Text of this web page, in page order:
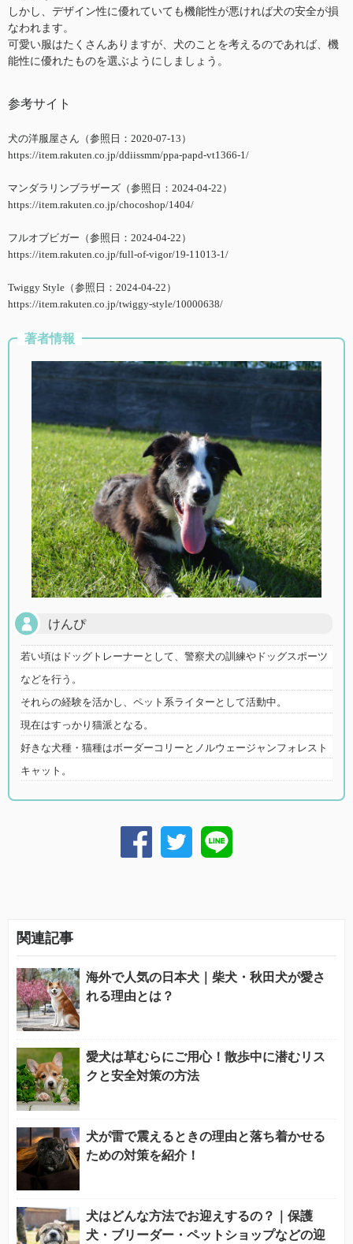
しかし、デザイン性に優れていても機能性が悪ければ犬の安全が損
なわれます。
可愛い服はたくさんありますが、犬のことを考えるのであれば、機
能性に優れたものを選ぶようにしましょう。
参考サイト
犬の洋服屋さん（参照日：2020-07-13）
https://item.rakuten.co.jp/ddiissmm/ppa-papd-vt1366-1/
マンダラリンブラザーズ（参照日：2024-04-22）
https://item.rakuten.co.jp/chocoshop/1404/
フルオブビガー（参照日：2024-04-22）
https://item.rakuten.co.jp/full-of-vigor/19-11013-1/
Twiggy Style（参照日：2024-04-22）
https://item.rakuten.co.jp/twiggy-style/10000638/
著者情報
けんぴ
若い頃はドッグトレーナーとして、警察犬の訓練やドッグスポーツ
などを行う。
それらの経験を活かし、ペット系ライターとして活動中。
現在はすっかり猫派となる。
好きな犬種・猫種はボーダーコリーとノルウェージャンフォレスト
キャット。
関連記事
海外で人気の日本犬｜柴犬・秋田犬が愛さ
れる理由とは？
愛犬は草むらにご用心！散歩中に潜むリス
クと安全対策の方法
犬が雷で震えるときの理由と落ち着かせる
ための対策を紹介！
犬はどんな方法でお迎えするの？｜保護
犬・ブリーダー・ペットショップなどの迎